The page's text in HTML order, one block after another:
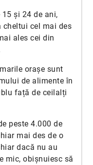
și 24 de ani,
cheltui cel mai des
ales cei din
orașe sunt
de alimente în
față de ceilalți
peste 4.000 de
mai des de o
dacă nu au
mic, obișnuiesc să